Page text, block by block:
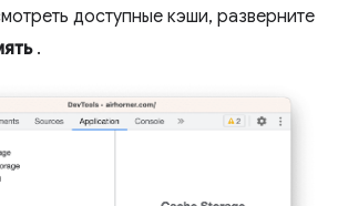
доступные кэши, разверните
.